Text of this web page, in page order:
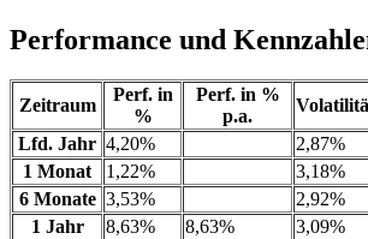
Performance und
Zeitraum
Perf. in
%
Perf. in %
p.a.
Lfd. Jahr 4,20% 2,87%
1 Monat
1,22% 3,18%
6 Monate 3,53% 2,92%
1 Jahr
8,63% 8,63% 3,09%